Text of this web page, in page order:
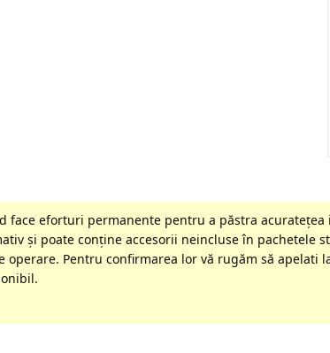
face eforturi permanente pentru a păstra
şi poate conţine accesorii neincluse în pachetele
operare. Pentru confirmarea lor vă rugăm să